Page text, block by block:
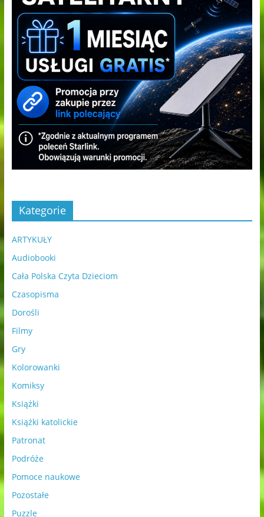
Kategorie
ARTYKUŁY
Audiobooki
Cała Polska Czyta Dzieciom
Czasopisma
Dorośli
Filmy
Gry
Kolorowanki
Komiksy
Książki
Książki katolickie
Patronat
Podróże
Pomoce naukowe
Pozostałe
Puzzle